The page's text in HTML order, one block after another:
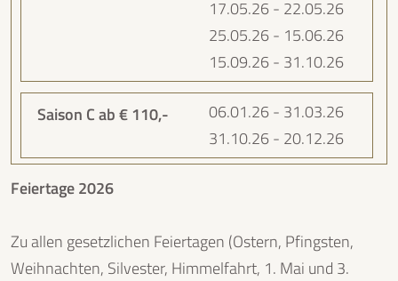
17.05.26 - 22.05.26
25.05.26 - 15.06.26
15.09.26 - 31.10.26
06.01.26 - 31.03.26
31.10.26 - 20.12.26
Feiertage 2026
Zu allen gesetzlichen Feiertagen (Ostern, Pfingsten,
Weihnachten, Silvester, Himmelfahrt, 1. Mai und 3.